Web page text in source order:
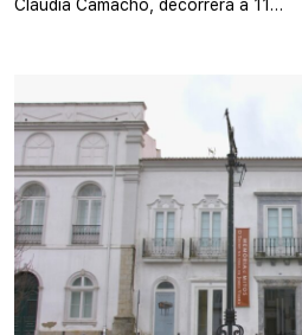
Cláudia Camacho, decorrerá a 11…